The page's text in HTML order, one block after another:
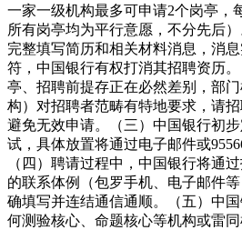
一家一级机构最多可申请2个岗亭，
所有岗亭均为平行意愿，不分先后
完整填写简历和相关材料消息，消
符，中国银行有权打消其招聘资历
亭、招聘前提存正在必然差别，部
构）对招聘者范畴有特地要求，请
避免无效申请。（三）中国银行初
试，具体放置将通过电子邮件或
（四）聘请过程中，中国银行将通
的联系体例（包罗手机、电子邮件
确填写并连结通信通顺。（五）中
何测验核心、命题核心等机构或雷